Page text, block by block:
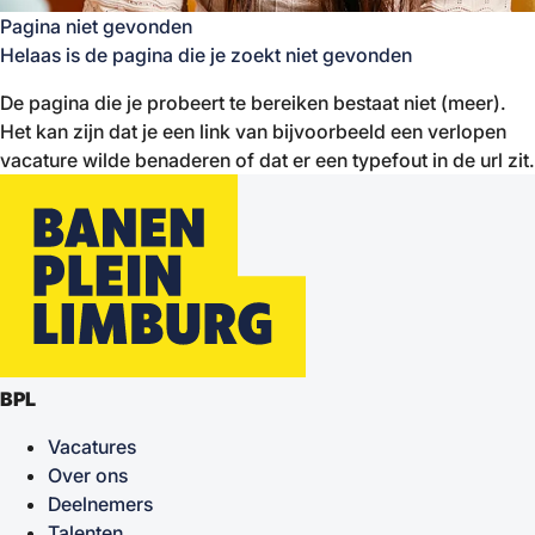
Pagina niet gevonden
Helaas is de pagina die je zoekt niet gevonden
De pagina die je probeert te bereiken bestaat niet (meer).
Het kan zijn dat je een link van bijvoorbeeld een verlopen
vacature wilde benaderen of dat er een typefout in de url zit.
BPL
Vacatures
Over ons
Deelnemers